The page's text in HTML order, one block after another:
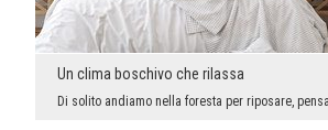
Un clima boschivo che rilassa